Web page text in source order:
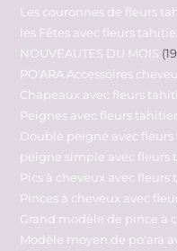
Les couronnes de fleurs
les Fêtes avec fleurs
NOUVEAUTES DU MOIS 19
PO'ARA Accessoires
Chapeaux avec fleurs
Peignes avec fleurs
Double peigne avec
peigne simple avec fleurs
Pics à cheveux avec
Pinces à cheveux avec
Grand modèle de pince à
Modèle moyen de po'ara